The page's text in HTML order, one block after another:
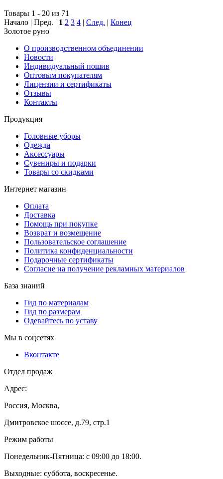
Товары 1 - 20 из 71
Начало | Пред. | 1 2 3 4 | След. | Конец
Золотое руно
О производственном объединении
Новости
Индивидуальный пошив
Оптовым покупателям
Лицензии и сертификаты
Отзывы
Контакты
Продукция
Головные уборы
Одежда
Аксессуары
Сувениры и подарки
Товары со скидками
Интернет магазин
Оплата
Доставка
Помощь при покупке
Возврат и возмещение
Пользовательское соглашение
Политика конфиденциальности
Подарочные сертификаты
Согласие на получение рекламных материалов
База знаний
Гид по материалам
Гид по размерам
Одевайтесь по уставу
Мы в соцсетях
Вконтакте
Отдел продаж
Адрес:
Россия, Москва,
Дмитровское шоссе, д.79, стр.1
Режим работы
Понедельник-Пятница: с 09:00 до 18:00.
Выходные: суббота, воскресенье.